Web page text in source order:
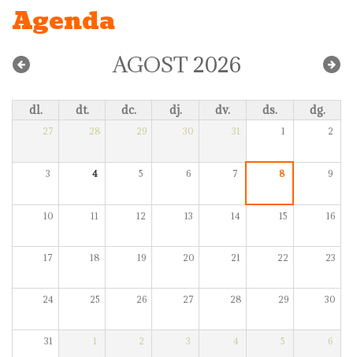
Agenda
AGOST 2026
dl. dt. dc. dj. dv. ds. dg.
27 28 29 30 31 1 2
3 4 5 6 7 8 9
10 11 12 13 14 15 16
17 18 19 20 21 22 23
24 25 26 27 28 29 30
31 1 2 3 4 5 6